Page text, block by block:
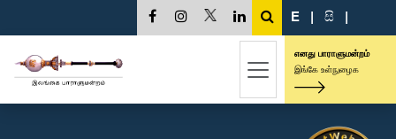
E | සි |
எனது பாராளுமன்றம்
இங்கே உள்நுழைக